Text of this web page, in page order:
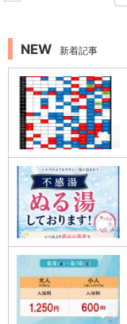
NEW 新着記事
1
1
1